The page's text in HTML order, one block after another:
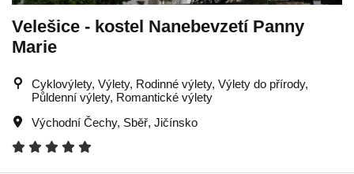
Velešice - kostel Nanebevzetí Panny
Marie
Cyklovýlety, Výlety, Rodinné výlety, Výlety do přírody,
Půldenní výlety, Romantické výlety
Východní Čechy, Sběř, Jičínsko